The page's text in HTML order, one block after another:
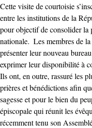
Cette visite de courtoisie
entre les institutions de la
pour objectif de consolider la
nationale. ‎ ‎Les membres de
présenter leur nouveau
exprimer leur disponibilité à
Ils ont, en outre, rassuré les
prières et bénédictions afin
sagesse et pour le bien du
épiscopale qui réunit les
récemment tenu son